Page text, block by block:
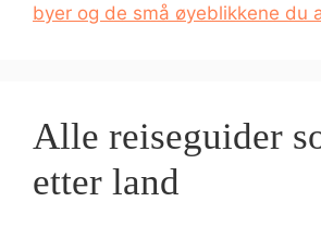
byer og de små øyeblikkene du
Alle reiseguider
etter land